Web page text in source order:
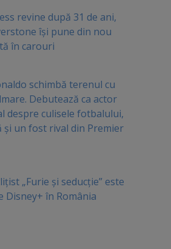
revine după 31 de ani,
își pune din nou
în carouri
schimbă terenul cu
Debutează ca actor
despre culisele fotbalului,
şi un fost rival din Premier
„Furie și seducție” este
Disney+ în România